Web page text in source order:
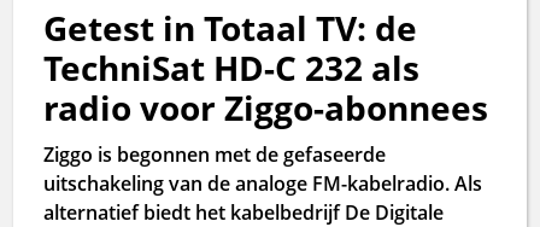
Getest in Totaal TV: de
TechniSat HD-C 232 als
radio voor Ziggo-abonnees
Ziggo is begonnen met de gefaseerde
uitschakeling van de analoge FM-kabelradio. Als
alternatief biedt het kabelbedrijf De Digitale